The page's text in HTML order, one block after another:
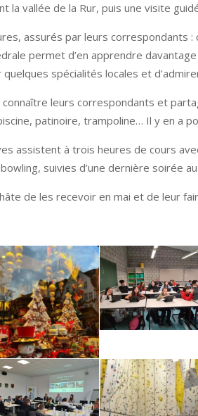
vallée de la Rur, puis une visite
assurés par leurs correspondants
permet d’en apprendre
spécialités locales et
leurs correspondants et
patinoire, trampoline… Il y en a
assistent à trois heures de cours
suivies d’une dernière soirée
de les recevoir en mai et de leur